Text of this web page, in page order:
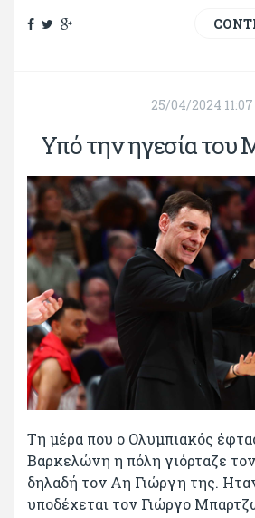
25/04/2024 11:07
Υπό την ηγεσία του
Τη μέρα που ο Ολυμπιακός
Βαρκελώνη η πόλη γιόρταζε
δηλαδή τον Αη Γιώργη της.
υποδέχεται τον Γιώργο